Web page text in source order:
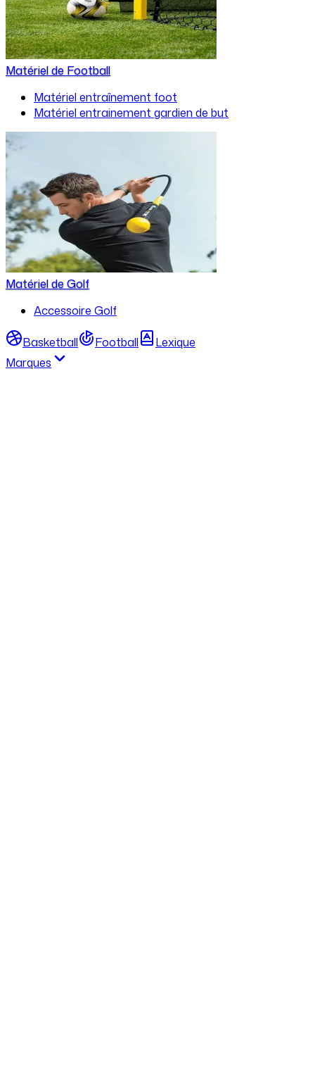
Matériel de Football
Matériel entraînement foot
Matériel entrainement gardien de but
Matériel de Golf
Accessoire Golf
Basketball Football
Lexique
Marques